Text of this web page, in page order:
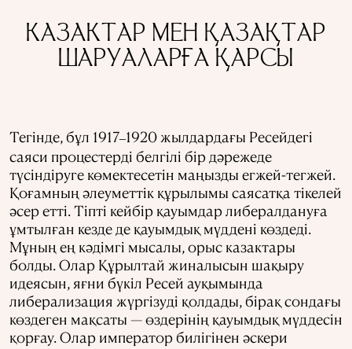
КАЗАКТАР МЕН ҚАЗАҚТАР
ШАРУАЛАРҒА ҚАРСЫ
Тегінде, бұл 1917–1920 жылдардағы Ресейдегі
саяси процестерді белгілі бір дәрежеде
түсіндіруге көмектесетін маңызды егжей-тегжей.
Қоғамның әлеуметтік құрылымы саясатқа тікелей
әсер етті. Тіпті кейбір қауымдар либералдануға
ұмтылған кезде де қауымдық мүддені көздеді.
Мұның ең кәдімгі мысалы, орыс казактары
болды. Олар Құрылтай жиналысын шақыру
идеясын, яғни бүкіл Ресей ауқымында
либерализация жүргізуді қолдады, бірақ сондағы
көздеген мақсаты — өздерінің қауымдық мүддесін
қорғау. Олар император билігінен әскери